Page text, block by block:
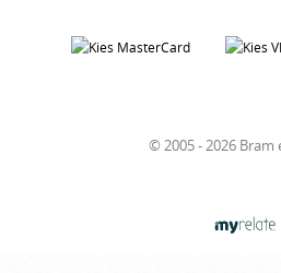
© 2005 - 2026 Bram